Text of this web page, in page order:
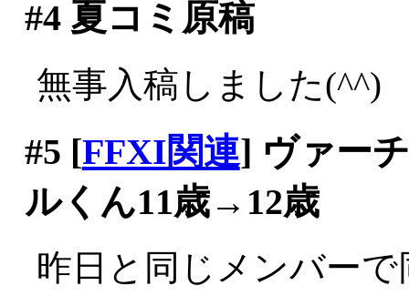
#4夏コミ原稿
無事入稿しました(^^)
#5 [FFXI関連] ヴァー
ルくん11歳→12歳
昨日と同じメンバー